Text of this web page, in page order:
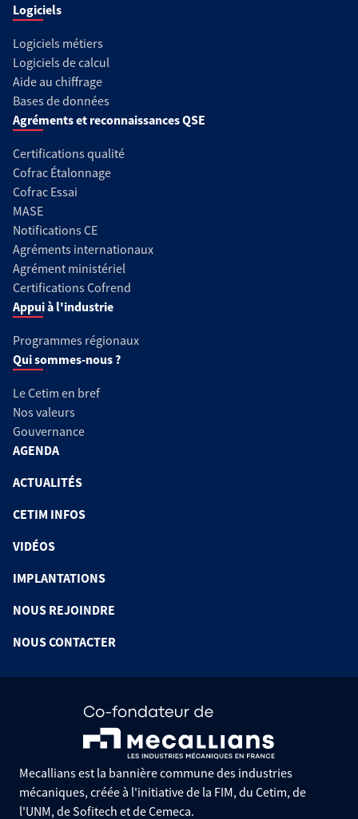
Logiciels
Logiciels métiers
Logiciels de calcul
Aide au chiffrage
Bases de données
Agréments et reconnaissances QSE
Certifications qualité
Cofrac Étalonnage
Cofrac Essai
MASE
Notifications CE
Agréments internationaux
Agrément ministériel
Certifications Cofrend
Appui à l'industrie
Programmes régionaux
Qui sommes-nous ?
Le Cetim en bref
Nos valeurs
Gouvernance
AGENDA
ACTUALITÉS
CETIM INFOS
VIDÉOS
IMPLANTATIONS
NOUS REJOINDRE
NOUS CONTACTER
Mecallians est la bannière commune des industries
mécaniques, créée à l'initiative de la FIM, du Cetim, de
l'UNM, de Sofitech et de Cemeca.